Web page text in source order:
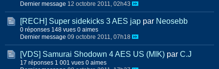
Dernier message 12 octobre 2011, 02h43
[RECH] Super sidekicks 3 AES jap par Neosebb
0 réponses 148 vues 0 aimes
Dernier message 09 octobre 2011, 07h18
[VDS] Samurai Shodown 4 AES US (MIK) par C.J
17 réponses 1 001 vues 0 aimes